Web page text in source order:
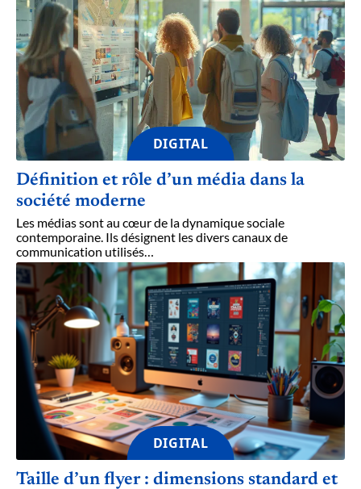
DIGITAL
Définition et rôle d’un média dans la
société moderne
Les médias sont au cœur de la dynamique sociale
contemporaine. Ils désignent les divers canaux de
communication utilisés…
DIGITAL
Taille d’un flyer : dimensions standard et